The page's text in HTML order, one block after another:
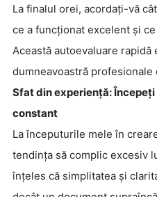
La finalul orei, acordați-vă
ce a funcționat excelent și
Această autoevaluare
dumneavoastră profesionale
Sfat din experiență:
constant
La începuturile mele în
tendința să complic excesiv
înțeles că simplitatea și